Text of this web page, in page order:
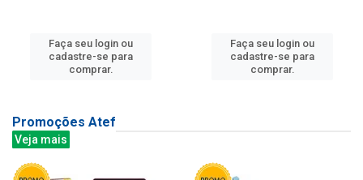
Faça seu login ou
cadastre-se para
comprar.
Faça seu login ou
cadastre-se para
comprar.
Promoções Atef
Veja mais